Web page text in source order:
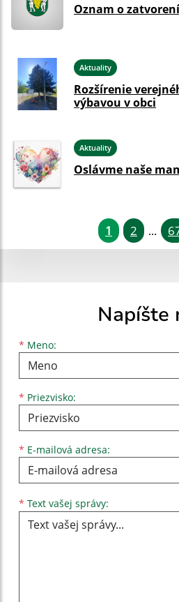
Oznam o
Aktuality
Rozšírenie
výbavou v obci
Aktuality
Oslávme naše
1 2 ...
Napíšte
* Meno:
Meno
* Priezvisko:
Priezvisko
* E-mailová adresa:
E-mailová adresa
* Text vašej správy: